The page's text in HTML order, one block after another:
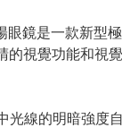
鏡是一款新型
的視覺功能和視
線的明暗強度